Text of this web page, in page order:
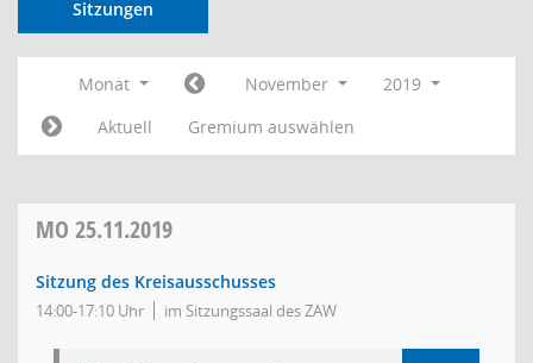
Sitzungen
Monat November
2019
Aktuell
Gremium auswählen
MO 25.11.2019
Sitzung des Kreisausschusses
14:00-17:10 Uhr im Sitzungssaal des ZAW